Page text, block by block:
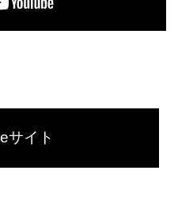
サイト